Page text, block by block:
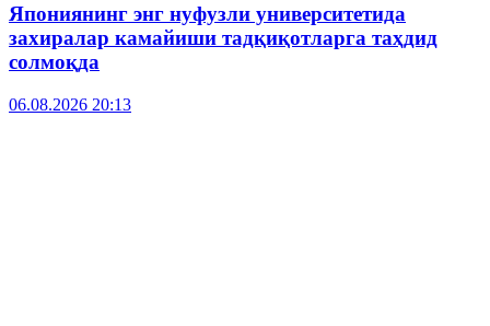
Япониянинг энг нуфузли университетида
захиралар камайиши тадқиқотларга таҳдид
солмоқда
06.08.2026 20:13